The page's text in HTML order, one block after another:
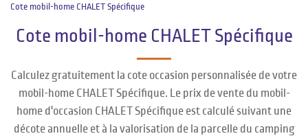
Cote mobil-home CHALET Spécifique
Cote mobil-home CHALET Spécifique
Calculez gratuitement la cote occasion personnalisée de votre
mobil-home CHALET Spécifique. Le prix de vente du mobil-
home d'occasion CHALET Spécifique est calculé suivant une
décote annuelle et à la valorisation de la parcelle du camping